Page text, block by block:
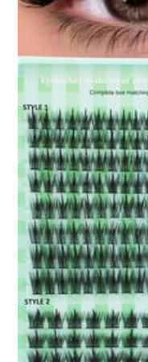
حلوينمره😍😍
Detalles Del
Material:
Composición: